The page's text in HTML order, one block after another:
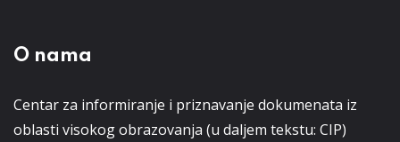
O nama
Centar za informiranje i priznavanje dokumenata iz
oblasti visokog obrazovanja (u daljem tekstu: CIP)